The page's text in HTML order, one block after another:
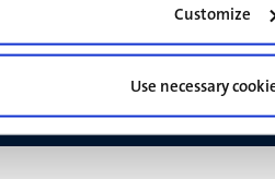
Customize
Use necessary